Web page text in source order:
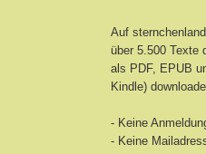
Auf
über 5.500 Texte
als PDF, EPUB
Kindle)
- Keine
- Keine